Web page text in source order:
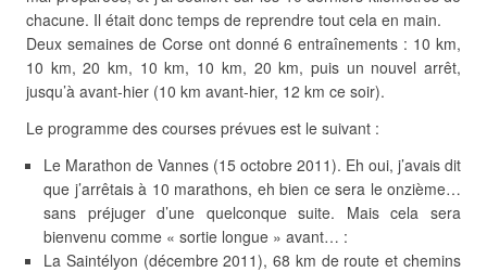
chacune. Il était donc temps de reprendre tout cela en main.
Deux semaines de Corse ont donné 6 entraînements : 10 km,
10 km, 20 km, 10 km, 10 km, 20 km, puis un nouvel arrêt,
jusqu’à avant-hier (10 km avant-hier, 12 km ce soir).
Le programme des courses prévues est le suivant :
Le Marathon de Vannes (15 octobre 2011). Eh oui, j’avais dit
que j’arrêtais à 10 marathons, eh bien ce sera le onzième…
sans préjuger d’une quelconque suite. Mais cela sera
bienvenu comme « sortie longue » avant… :
La Saintélyon (décembre 2011), 68 km de route et chemins